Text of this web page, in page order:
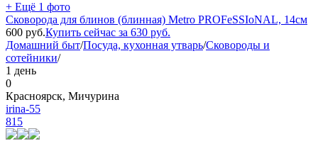
+ Ещё 1 фото
Сковорода для блинов (блинная) Metro PROFeSSIoNAL, 14см
600 руб.Купить сейчас за 630 руб.
Домашний быт/Посуда, кухонная утварь/Сковороды и
сотейники/
1 день
0
Красноярск, Мичурина
irina-55
815